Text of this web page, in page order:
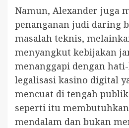
Namun, Alexander juga
penanganan judi daring
masalah teknis,
menyangkut kebijakan
menanggapi dengan
legalisasi kasino digital
mencuat di tengah
seperti itu
mendalam dan bukan